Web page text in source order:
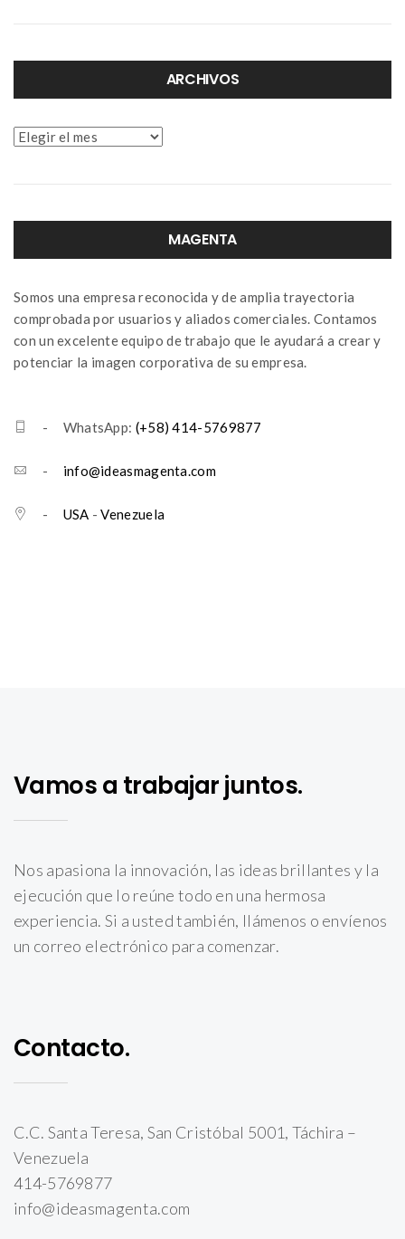
ARCHIVOS
Archivos
MAGENTA
Somos una empresa reconocida y de amplia trayectoria
comprobada por usuarios y aliados comerciales. Contamos
con un excelente equipo de trabajo que le ayudará a crear y
potenciar la imagen corporativa de su empresa.
- WhatsApp: (+58) 414-5769877
- info@ideasmagenta.com
- USA -Venezuela
Vamos a trabajar juntos.
Nos apasiona la innovación, las ideas brillantes y la
ejecución que lo reúne todo en una hermosa
experiencia. Si a usted también, llámenos o envíenos
un correo electrónico para comenzar.
Contacto.
C.C. Santa Teresa, San Cristóbal 5001, Táchira –
Venezuela
414-5769877
info@ideasmagenta.com